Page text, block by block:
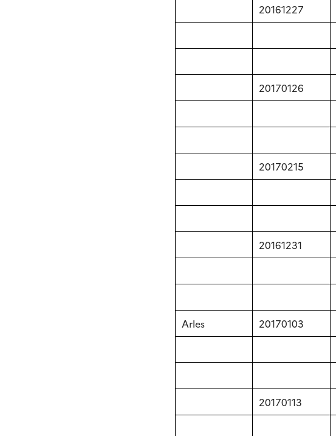
20161227
20170126
20170215
20161231
Arles
20170103
20170113